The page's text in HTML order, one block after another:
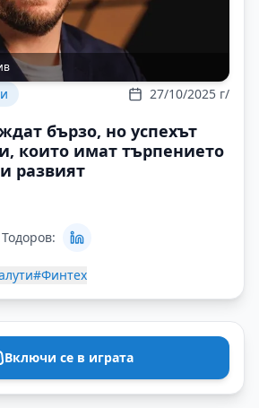
27/10/2025 г/
бързо, но успехът
които имат търпението
развият
#Финтех
Включи се в играта